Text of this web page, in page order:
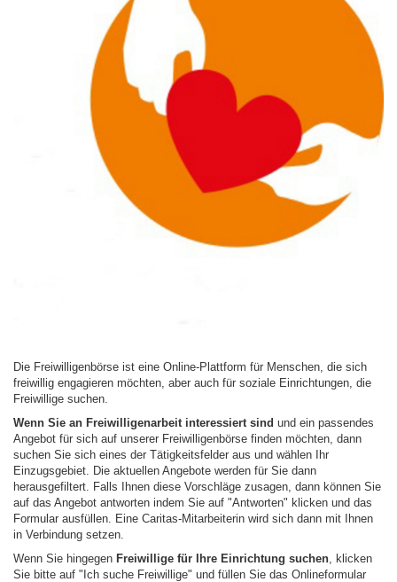
Die Freiwilligenbörse ist eine Online-Plattform für Menschen, die sich
freiwillig engagieren möchten, aber auch für soziale Einrichtungen, die
Freiwillige suchen.
Wenn Sie an Freiwilligenarbeit interessiert sind und ein passendes
Angebot für sich auf unserer Freiwilligenbörse finden möchten, dann
suchen Sie sich eines der Tätigkeitsfelder aus und wählen Ihr
Einzugsgebiet. Die aktuellen Angebote werden für Sie dann
herausgefiltert. Falls Ihnen diese Vorschläge zusagen, dann können Sie
auf das Angebot antworten indem Sie auf "Antworten" klicken und das
Formular ausfüllen. Eine Caritas-Mitarbeiterin wird sich dann mit Ihnen
in Verbindung setzen.
Wenn Sie hingegen Freiwillige für Ihre Einrichtung suchen , klicken
Sie bitte auf "Ich suche Freiwillige" und füllen Sie das Onlineformular